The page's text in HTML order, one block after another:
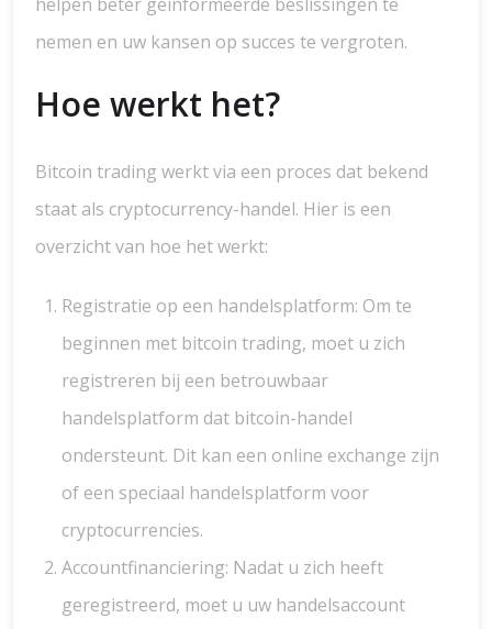
nemen en uw kansen op succes te vergroten.
Hoe werkt het?
Bitcoin trading werkt via een proces dat bekend
staat als cryptocurrency-handel. Hier is een
overzicht van hoe het werkt:
Registratie op een handelsplatform: Om te
beginnen met bitcoin trading, moet u zich
registreren bij een betrouwbaar
handelsplatform dat bitcoin-handel
ondersteunt. Dit kan een online exchange zijn
of een speciaal handelsplatform voor
cryptocurrencies.
Accountfinanciering: Nadat u zich heeft
geregistreerd, moet u uw handelsaccount